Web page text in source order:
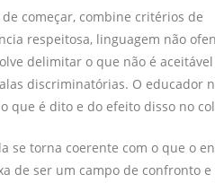
começar, combine critérios de
respeitosa, linguagem não
delimitar o que não é
discriminatórias. O educador
que é dito e do efeito disso no
se torna coerente com o que o
de ser um campo de confronto e